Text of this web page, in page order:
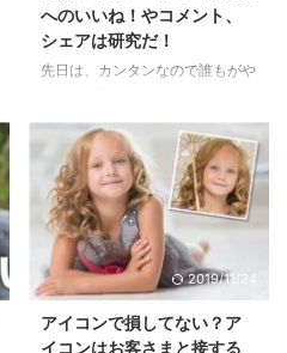
へのいいね！やコメント、
シェアは研究だ！
先日は、カンタンなので誰もがや
ック）の日常のデキゴト投稿を、
埋もれさせずにどうしたら「あな
たならではの投稿」にするかにつ
いて書きました。 → ソーシャル
での発信力を磨く！日常的な内容
を惹き付ける投稿に変える方法
今回は発信力を磨くための「研
究」についてです。 今の時代に
って毎日投稿を始めた。 しかし
2019/11/24
アイコンで損してない？ア
イコンはお客さまと接する